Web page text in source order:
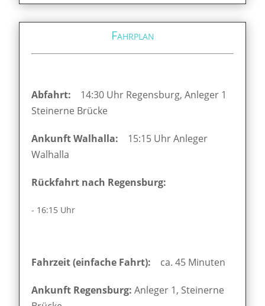
Fahrplan
Abfahrt: 14:30 Uhr Regensburg, Anleger 1
Steinerne Brücke
Ankunft Walhalla: 15:15 Uhr Anleger
Walhalla
Rückfahrt nach Regensburg:
- 16:15 Uhr
Fahrzeit (einfache Fahrt): ca. 45 Minuten
Ankunft Regensburg: Anleger 1, Steinerne